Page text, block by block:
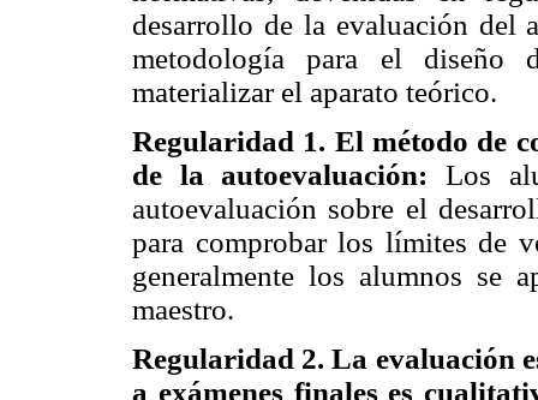
desarrollo de la evaluación del
metodología para el diseño
materializar el aparato teórico.
Regularidad 1. El método de
de la autoevaluación: Los
autoevaluación sobre el
para comprobar los límites de
generalmente los alumnos se
maestro.
Regularidad 2. La evaluación
a exámenes finales es